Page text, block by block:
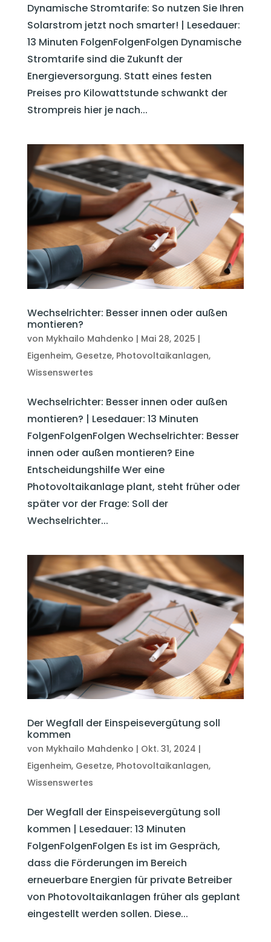
Dynamische Stromtarife: So nutzen Sie Ihren
Solarstrom jetzt noch smarter! | Lesedauer:
13 Minuten FolgenFolgenFolgen Dynamische
Stromtarife sind die Zukunft der
Energieversorgung. Statt eines festen
Preises pro Kilowattstunde schwankt der
Strompreis hier je nach...
Wechselrichter: Besser innen oder außen
montieren?
von Mykhailo Mahdenko | Mai 28, 2025 |
Eigenheim, Gesetze, Photovoltaikanlagen,
Wissenswertes
Wechselrichter: Besser innen oder außen
montieren? | Lesedauer: 13 Minuten
FolgenFolgenFolgen Wechselrichter: Besser
innen oder außen montieren? Eine
Entscheidungshilfe Wer eine
Photovoltaikanlage plant, steht früher oder
später vor der Frage: Soll der
Wechselrichter...
Der Wegfall der Einspeisevergütung soll
kommen
von Mykhailo Mahdenko | Okt. 31, 2024 |
Eigenheim, Gesetze, Photovoltaikanlagen,
Wissenswertes
Der Wegfall der Einspeisevergütung soll
kommen | Lesedauer: 13 Minuten
FolgenFolgenFolgen Es ist im Gespräch,
dass die Förderungen im Bereich
erneuerbare Energien für private Betreiber
von Photovoltaikanlagen früher als geplant
eingestellt werden sollen. Diese...